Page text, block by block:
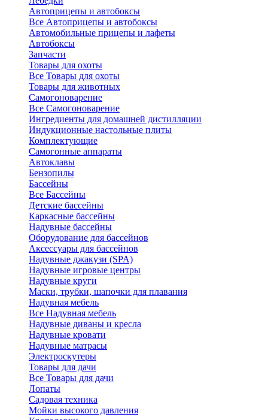
Автоприцепы и автобоксы
Все Автоприцепы и автобоксы
Автомобильные прицепы и лафеты
Автобоксы
Запчасти
Товары для охоты
Все Товары для охоты
Товары для животных
Самогоноварение
Все Самогоноварение
Ингредиенты для домашней дистилляции
Индукционные настольные плиты
Комплектующие
Самогонные аппараты
Автоклавы
Бензопилы
Бассейны
Все Бассейны
Детские бассейны
Каркасные бассейны
Надувные бассейны
Оборудование для бассейнов
Аксессуары для бассейнов
Надувные джакузи (SPA)
Надувные игровые центры
Надувные круги
Маски, трубки, шапочки для плавания
Надувная мебель
Все Надувная мебель
Надувные диваны и кресла
Надувные кровати
Надувные матрасы
Электроскутеры
Товары для дачи
Все Товары для дачи
Лопаты
Садовая техника
Мойки высокого давления